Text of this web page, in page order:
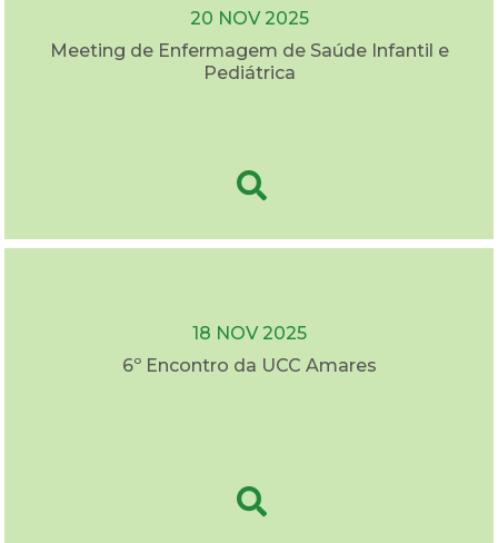
20 NOV 2025
Meeting de Enfermagem de Saúde Infantil e
Pediátrica
18 NOV 2025
6º Encontro da UCC Amares